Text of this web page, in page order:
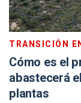
TRANSICIÓN
Cómo es el
abastecerá
plantas